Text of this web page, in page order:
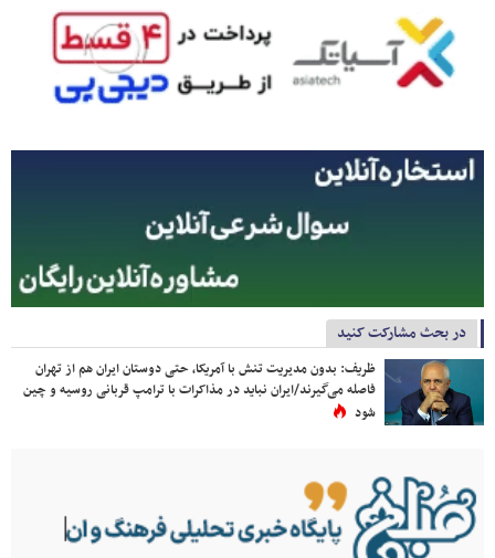
در بحث مشارکت کنید
ظریف: بدون مدیریت تنش با آمریکا، حتی دوستان ایران هم از تهران
فاصله می‌گیرند/ایران نباید در مذاکرات با ترامپ قربانی روسیه و چین
شود